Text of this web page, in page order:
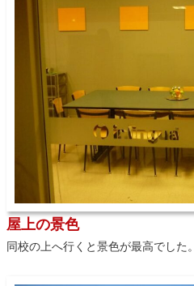
屋上の景色
同校の上へ行くと景色が最高でした。